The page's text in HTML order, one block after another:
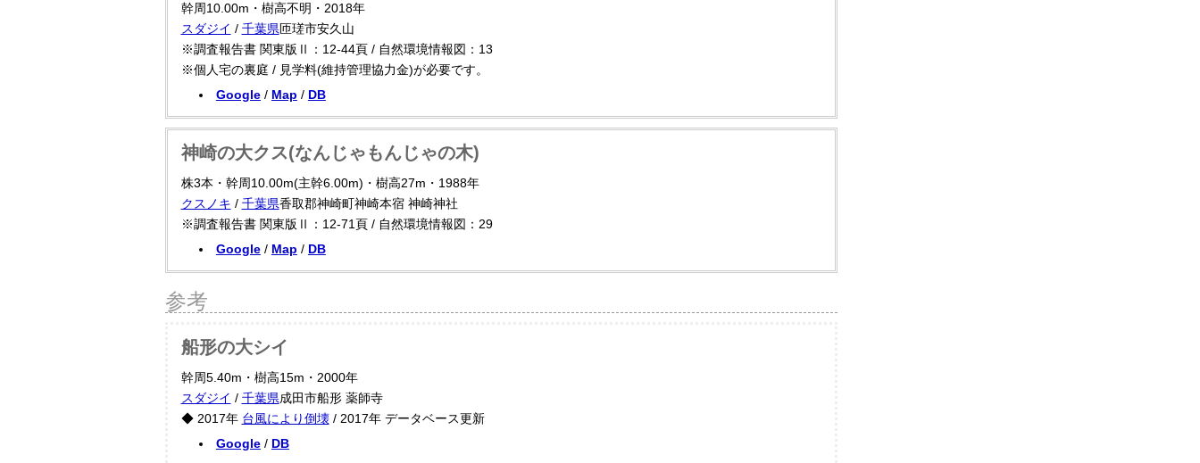
幹周10.00m・樹高不明・2018年
スダジイ / 千葉県匝瑳市安久山
※調査報告書 関東版Ⅱ：12-44頁 / 自然環境情報図：13
※個人宅の裏庭 / 見学料(維持管理協力金)が必要です。
Google/ Map / DB
神崎の大クス(なんじゃもんじゃの木)
株3本・幹周10.00m(主幹6.00m)・樹高27m・1988年
クスノキ / 千葉県香取郡神崎町神崎本宿 神崎神社
※調査報告書 関東版Ⅱ：12-71頁 / 自然環境情報図：29
Google/ Map / DB
参考
船形の大シイ
幹周5.40m・樹高15m・2000年
スダジイ / 千葉県成田市船形 薬師寺
◆ 2017年 台風により倒壊/ 2017年 データベース更新
Google/ DB